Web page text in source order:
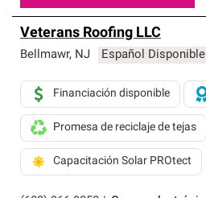
Veterans Roofing LLC
Bellmawr, NJ Español Disponible
Financiación disponible
Promesa de reciclaje de tejas
Capacitación Solar PROtect